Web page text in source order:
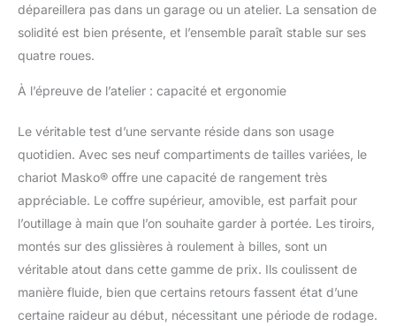
dépareillera pas dans un garage ou un atelier. La sensation de
solidité est bien présente, et l’ensemble paraît stable sur ses
quatre roues.
À l’épreuve de l’atelier : capacité et ergonomie
Le véritable test d’une servante réside dans son usage
quotidien. Avec ses neuf compartiments de tailles variées, le
chariot Masko® offre une capacité de rangement très
appréciable. Le coffre supérieur, amovible, est parfait pour
l’outillage à main que l’on souhaite garder à portée. Les tiroirs,
montés sur des glissières à roulement à billes, sont un
véritable atout dans cette gamme de prix. Ils coulissent de
manière fluide, bien que certains retours fassent état d’une
certaine raideur au début, nécessitant une période de rodage.